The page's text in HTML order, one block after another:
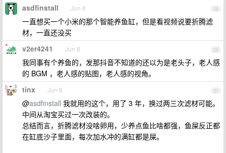
28
asdfinstall Jun 8
一直想买一个小米的那个智能养鱼缸，但是看视频说要折腾滤
材，一直还没买
29
v2er4241 Jun 8
我同事有个养鱼的，发那抖音不知道的还以为是老头子，老人感
的 BGM ，老人感的贴图，老人感的视角。
30
tinx Jun 8
@asdfinstall 我就用的这个，用了 3 年，换过两三次滤材可能。
中间从淘宝买过一次改装的。
总结而言，折腾滤材没啥卵用，少养点鱼比啥都强，鱼屎反正都
在缸底沙子里面，每次加水冲的满缸都是屎。